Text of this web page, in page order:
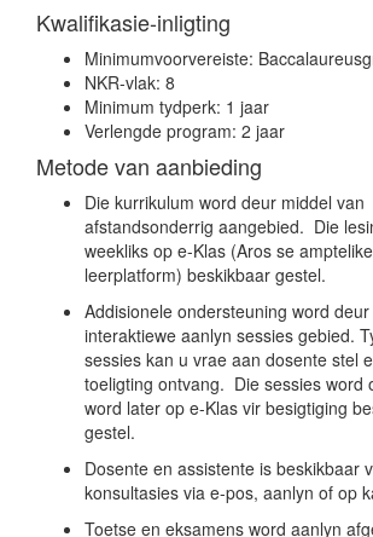
Kwalifikasie-inligting
Minimumvoorvereiste:
NKR-vlak: 8
Minimum tydperk: 1 jaar
Verlengde program: 2 jaar
Metode van aanbieding
Die kurrikulum word deur middel van
afstandsonderrig aangebied. Die
weekliks op e-Klas (Aros se
leerplatform) beskikbaar gestel.
Addisionele ondersteuning word
interaktiewe aanlyn sessies gebied.
sessies kan u vrae aan dosente stel
toeligting ontvang. Die sessies word
word later op e-Klas vir besigtiging
gestel.
Dosente en assistente is beskikbaar
konsultasies via e-pos, aanlyn of op
Toetse en eksamens word aanlyn